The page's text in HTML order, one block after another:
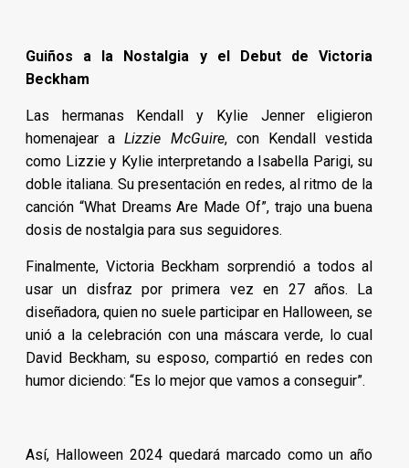
Guiños a la Nostalgia y el Debut de Victoria
Beckham
Las hermanas Kendall y Kylie Jenner eligieron
homenajear aLizzie McGuire, con Kendall vestida
como Lizzie y Kylie interpretando a Isabella Parigi, su
doble italiana. Su presentación en redes, al ritmo de la
canción “What Dreams Are Made Of”, trajo una buena
dosis de nostalgia para sus seguidores.
Finalmente, Victoria Beckham sorprendió a todos al
usar un disfraz por primera vez en 27 años. La
diseñadora, quien no suele participar en Halloween, se
unió a la celebración con una máscara verde, lo cual
David Beckham, su esposo, compartió en redes con
humor diciendo: “Es lo mejor que vamos a conseguir”.
Así, Halloween 2024 quedará marcado como un año